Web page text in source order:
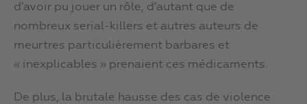
d’avoir pu jouer un rôle, d’autant que de
nombreux serial-killers et autres auteurs de
meurtres particulièrement barbares et
« inexplicables » prenaient ces médicaments.
De plus, la brutale hausse des cas de violence